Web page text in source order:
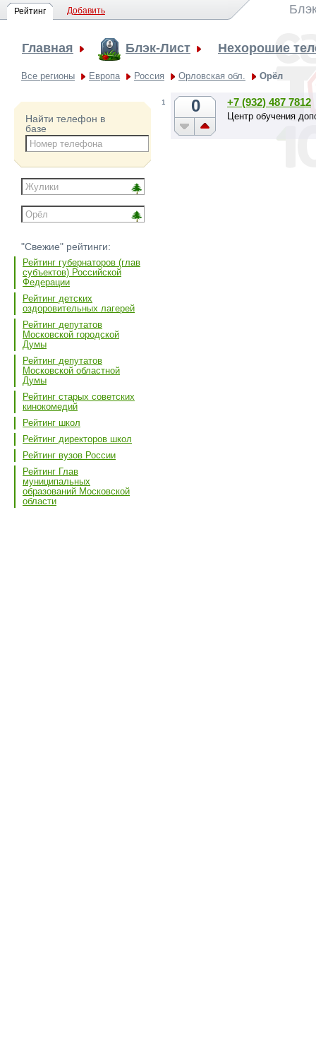
Рейтинг Добавить
Главная Блэк-Лист Нехорошие
Все регионы Европа Россия Орловская обл. Орёл
Найти телефон в
базе
"Свежие" рейтинги:
Рейтинг губернаторов (глав
субъектов) Российской
Федерации
Рейтинг детских
оздоровительных лагерей
Рейтинг депутатов
Московской городской
Думы
Рейтинг депутатов
Московской областной
Думы
Рейтинг старых советских
кинокомедий
Рейтинг школ
Рейтинг директоров школ
Рейтинг вузов России
Рейтинг Глав
муниципальных
образований Московской
области
1 0 +7 (932) 487 7812
Центр обучения